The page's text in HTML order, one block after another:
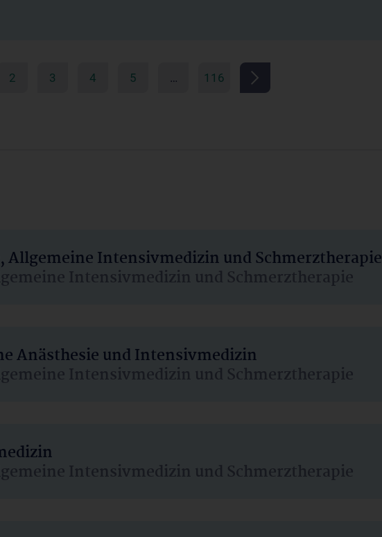
2 3 4 5 … 116
Intensivmedizin und Schmerztherapie
Intensivmedizin und Schmerztherapie
Anästhesie und Intensivmedizin
Intensivmedizin und Schmerztherapie
Intensivmedizin und Schmerztherapie